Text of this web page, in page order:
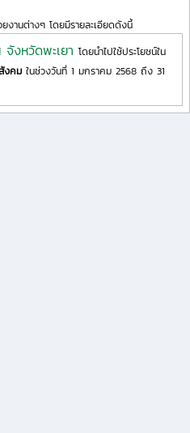
งานต่างๆ โดยมีรายละเอียดดังนี้
จังหวัดพะเยา โดยนำไปใช้ประโยชน์ใน
งคม ในช่วงวันที่ 1 มกราคม 2568 ถึง 31